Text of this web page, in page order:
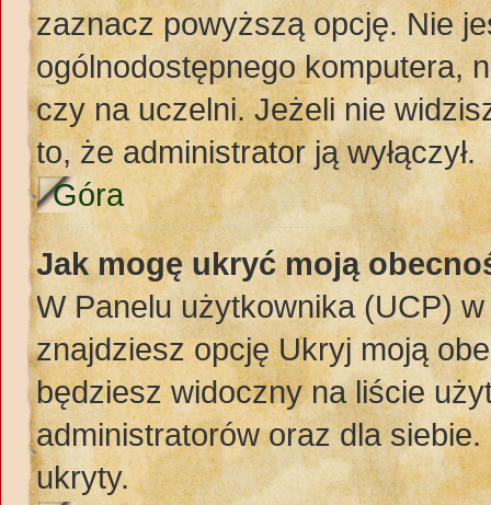
zaznacz powyższą opcję. Nie
ogólnodostępnego komputera,
czy na uczelni. Jeżeli nie
to, że administrator ją wyłączył.
Góra
Jak mogę ukryć moją
W Panelu użytkownika (UCP) w
znajdziesz opcję Ukryj moją
będziesz widoczny na liście
administratorów oraz dla
ukryty.